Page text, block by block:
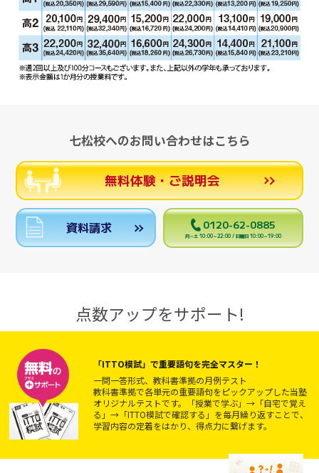
七松校へのお問い合わせはこちら
無料体験・ご説明会
資料請求 0120-62-0885
月～土 10:00～22:00 / 日曜日 10:00～19:00
点数アップをサポート!
「ITTO模試」で重要語句を完全マスター！
一問一答形式、教科書準拠の月例テスト
教科書準拠で各単元の重要語句をピックアップした当塾
オリジナルテストです。「授業で学ぶ」→「自宅で覚え
る」→「ITTO模試で確認する」を毎月繰り返すことで、
学習内容の定着をはかり、得点力に繋げます。